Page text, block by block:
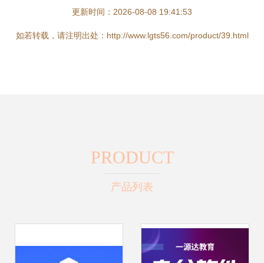
更新时间：2026-08-08 19:41:53
如若转载，请注明出处：http://www.lgts56.com/product/39.html
PRODUCT
产品列表